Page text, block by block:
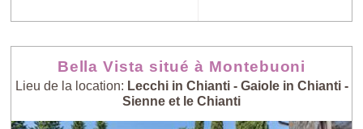
Bella Vista situé à Montebuoni
Lieu de la location: Lecchi in Chianti - Gaiole in Chianti -
Sienne et le Chianti